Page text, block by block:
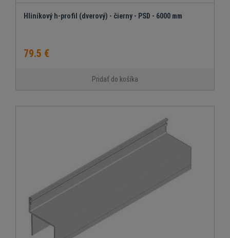
Hliníkový h-profil (dverový) - čierny - PSD - 6000 mm
79.5 €
Pridať do košíka